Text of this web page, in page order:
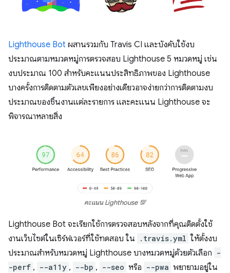
Lighthouse Bot ผสานรวมกับ Travis CI และบังคับใช้งบ
ประมาณตามหมวดหมู่การตรวจสอบ Lighthouse 5 หมวดหมู่ เช่น
งบประมาณ 100 สําหรับคะแนนประสิทธิภาพของ Lighthouse
บางครั้งการติดตามตัวเลขเพียงอย่างเดียวอาจง่ายกว่าการติดตามงบ
ประมาณของชิ้นงานแต่ละรายการ และคะแนน Lighthouse จะ
พิจารณาหลายสิ่ง
คะแนน Lighthouse 💯
Lighthouse Bot จะเรียกใช้การตรวจสอบหลังจากที่คุณติดตั้งใช้
งานเว็บไซต์ในเซิร์ฟเวอร์ที่ใช้ทดสอบ ใน
.travis.yml ให้ตั้งงบ
ประมาณสำหรับหมวดหมู่ Lighthouse บางหมวดหมู่ด้วยตัวเลือก -
-perf , --a11y , --bp , --seo หรือ --pwa พยายามอยู่ใน